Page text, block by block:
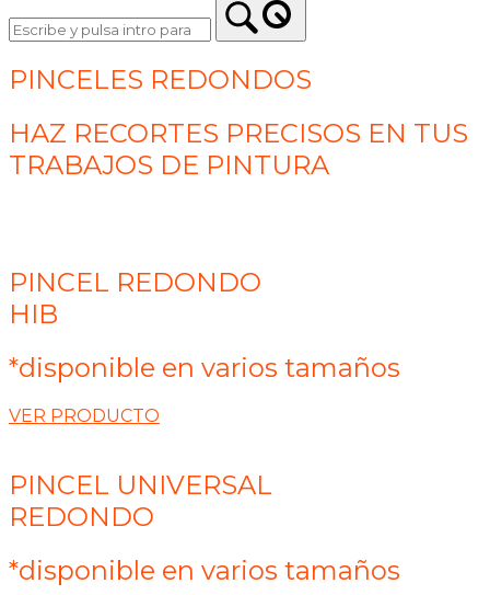
PINCELES REDONDOS
HAZ RECORTES PRECISOS EN TUS
TRABAJOS DE PINTURA
PINCEL REDONDO
HIB
*disponible en varios tamaños
VER PRODUCTO
PINCEL UNIVERSAL
REDONDO
*disponible en varios tamaños